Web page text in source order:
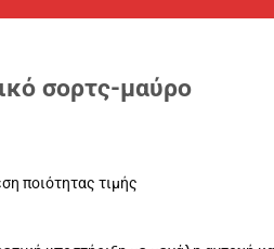
σορτς-μαύρο
ποιότητας τιμής